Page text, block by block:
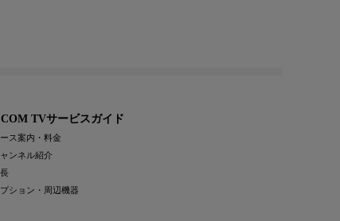
TVサービスガイド
ス案内・料金
ンネル紹介
ション・周辺機器